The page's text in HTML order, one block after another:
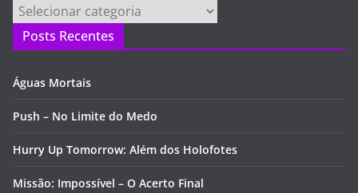
Categorias
Posts Recentes
Águas Mortais
Push – No Limite do Medo
Hurry Up Tomorrow: Além dos Holofotes
Missão: Impossível – O Acerto Final